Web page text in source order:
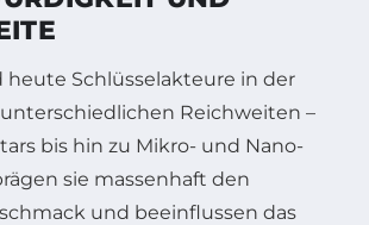
heute Schlüsselakteure in der
Reichweiten –
bis hin zu Mikro- und Nano-
sie massenhaft den
und beeinflussen das